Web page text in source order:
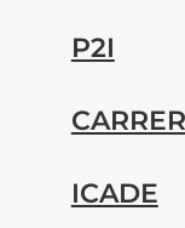
P2I
ICADE